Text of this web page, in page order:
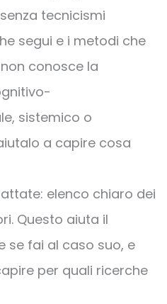
tecnicismi
segui e i metodi che
conosce la
sistemico o
a capire cosa
elenco chiaro dei
Questo aiuta il
se fai al caso suo, e
per quali ricerche